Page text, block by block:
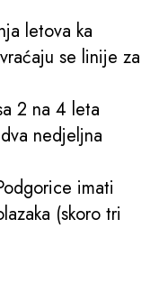
letova ka
se linije za
2 na 4 leta
nedjeljna
imati
(skoro tri